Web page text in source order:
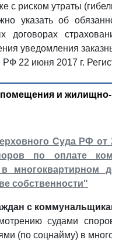
с риском утраты
указать об
договорах
уведомления
22 июня 2017 г.
и жилищно-
Суда РФ от
по оплате
в многоквартирном
собственности"
с
судами
(по соцнайму) в